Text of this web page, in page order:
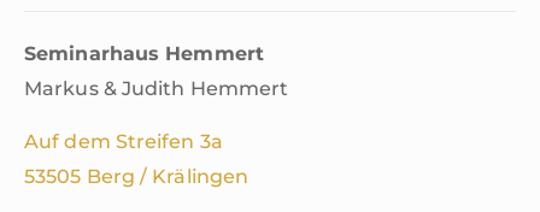
Seminarhaus Hemmert
Markus & Judith Hemmert
Auf dem Streifen 3a
53505 Berg / Krälingen